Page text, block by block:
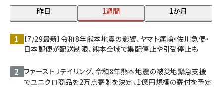
昨日 1週間 1か月
【7/29最新】令和8年熊本地震の影響、ヤマト運輸・佐川急便・
日本郵便が配送制限、熊本全域で集配停止や引受停止も
ファーストリテイリング、令和8年熊本地震の被災地緊急支援
でユニクロ商品を2万点寄贈を決定、1億円規模の寄付を予定